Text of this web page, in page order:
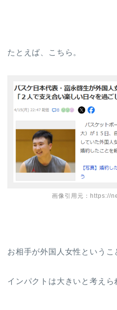
たとえば、こちら。
画像引用元：https://
お相手が外国人女性というこ
インパクトは大きいと考えら